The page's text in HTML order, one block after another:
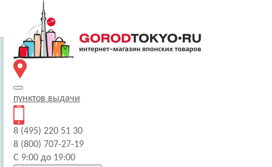
пунктов выдачи
8 (495) 220 51 30
8 (800) 707-27-19
С 9:00 до 19:00